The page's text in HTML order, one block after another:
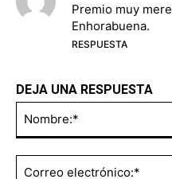
Premio muy
Enhorabuena.
RESPUESTA
DEJA UNA RESPUESTA